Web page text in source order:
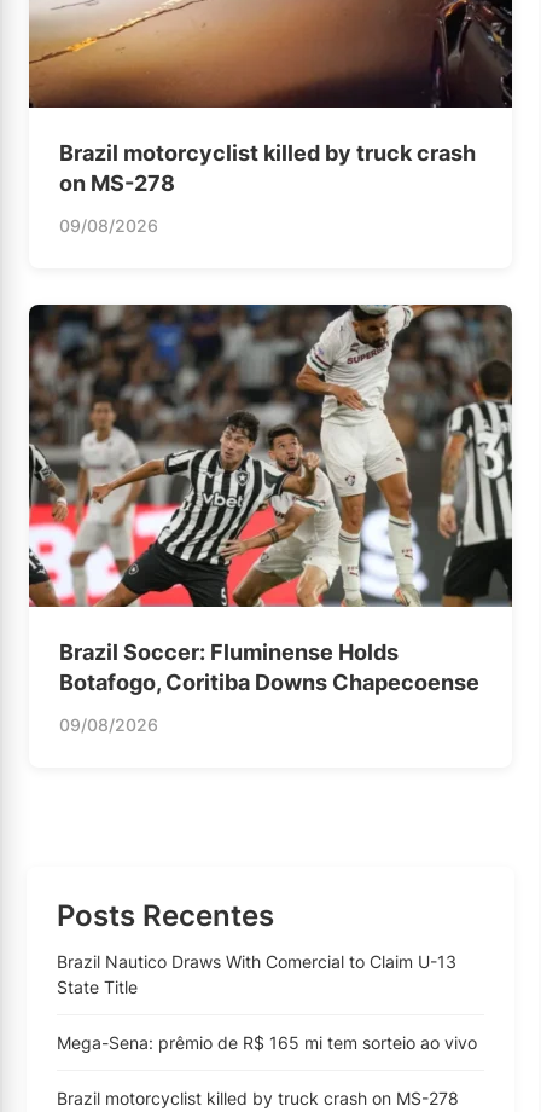
Brazil motorcyclist killed by truck crash
on MS-278
09/08/2026
Brazil Soccer: Fluminense Holds
Botafogo, Coritiba Downs Chapecoense
09/08/2026
Posts Recentes
Brazil Nautico Draws With Comercial to Claim U-13
State Title
Mega-Sena: prêmio de R$ 165 mi tem sorteio ao vivo
Brazil motorcyclist killed by truck crash on MS-278